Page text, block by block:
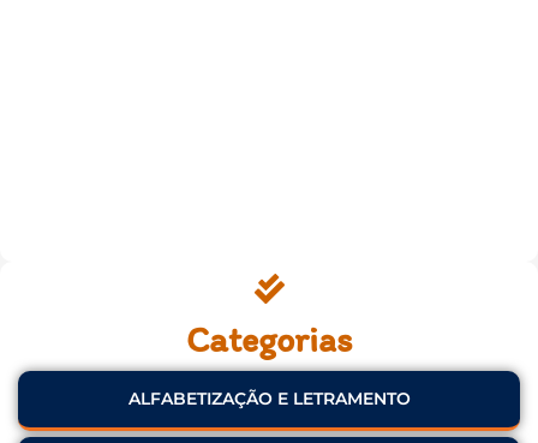
Categorias
ALFABETIZAÇÃO E LETRAMENTO